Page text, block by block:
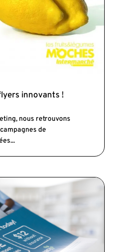
innovants !
nous retrouvons
de